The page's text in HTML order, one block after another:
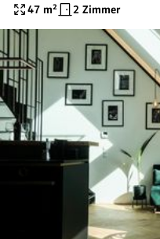
47 m² 2 Zimmer